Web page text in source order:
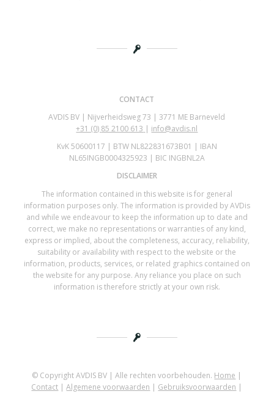
CONTACT
AVDIS BV | Nijverheidsweg 73 | 3771 ME Barneveld
+31 (0) 85 2100 613 | info@avdis.nl
KvK 50600117 | BTW NL822831673B01 | IBAN
NL65INGB0004325923 | BIC INGBNL2A
DISCLAIMER
The information contained in this website is for general
information purposes only. The information is provided by AVDis
and while we endeavour to keep the information up to date and
correct, we make no representations or warranties of any kind,
express or implied, about the completeness, accuracy, reliability,
suitability or availability with respect to the website or the
information, products, services, or related graphics contained on
the website for any purpose. Any reliance you place on such
information is therefore strictly at your own risk.
© Copyright AVDIS BV | Alle rechten voorbehouden. Home |
Contact |Algemene voorwaarden | Gebruiksvoorwaarden |